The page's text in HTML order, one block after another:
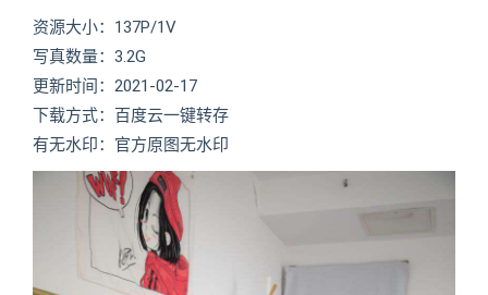
资源大小：137P/1V
写真数量：3.2G
更新时间：2021-02-17
下载方式：百度云一键转存
有无水印：官方原图无水印